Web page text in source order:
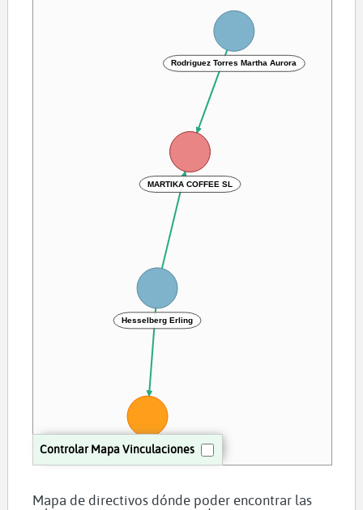
Controlar Mapa Vinculaciones
MARTIKA COFFEE SL
Hesselberg Erling
Rodriguez Torres Martha Aurora
CHIMERA PROPERTY SL
Mapa de directivos dónde poder encontrar las